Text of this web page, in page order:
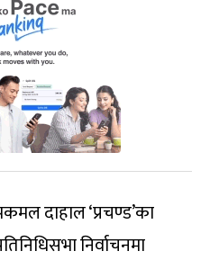
दाहाल ‘प्रचण्ड’का
निर्वाचनमा